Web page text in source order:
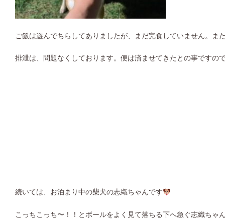
ご飯は遊んでちらしてありましたが、まだ完食していません。ま
排泄は、問題なくしております。便は済ませてきたとの事ですの
続いては、お泊まり中の柴犬の志織ちゃんです
こっちこっち〜！！とボールをよく見て落ちる下へ急ぐ志織ちゃ